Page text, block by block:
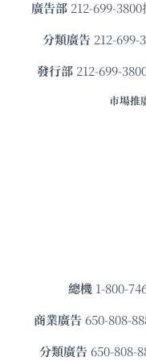
廣告部212-699-3800
分類廣告 212-699-
發⾏部 212-699-
市場推
總機 1-800-
商業廣告 650-808-
分類廣告 650-808-